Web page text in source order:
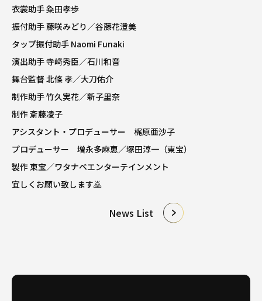
衣裳助手 粂田孝歩
振付助手 藤咲みどり／谷藤花澄美
タップ振付助手 Naomi Funaki
演出助手 寺﨑秀臣／石川和音
舞台監督 北條 孝／大刀佑介
制作助手 竹久実花／新子里奈
制作 斎藤凌子
アシスタント・プロデューサー 梶原亜沙子
プロデューサー 増永多麻恵／塚田淳一（東宝）
製作 東宝／ワタナベエンターテインメント
宜しくお願い致します🙇
News List